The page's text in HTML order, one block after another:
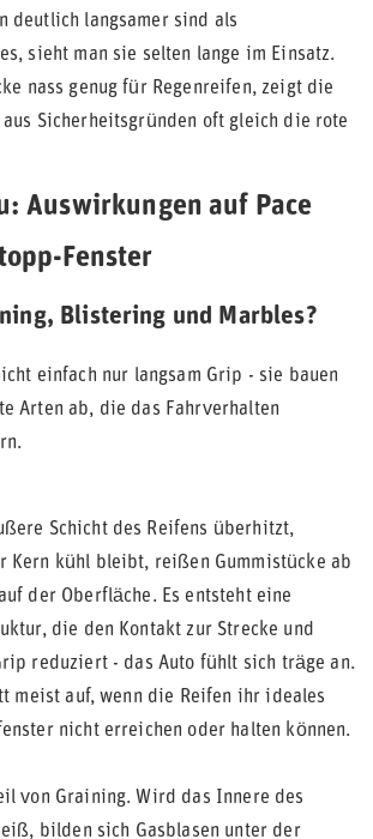
deutlich langsamer sind als
sieht man sie selten lange im Einsatz.
nass genug für Regenreifen, zeigt die
aus Sicherheitsgründen oft gleich die rote
Auswirkungen auf Pace
Fenster
Blistering und Marbles?
einfach nur langsam Grip - sie bauen
Arten ab, die das Fahrverhalten
Schicht des Reifens überhitzt,
Kern kühl bleibt, reißen Gummistücke ab
der Oberfläche. Es entsteht eine
die den Kontakt zur Strecke und
reduziert - das Auto fühlt sich träge an.
meist auf, wenn die Reifen ihr ideales
nicht erreichen oder halten können.
von Graining. Wird das Innere des
bilden sich Gasblasen unter der